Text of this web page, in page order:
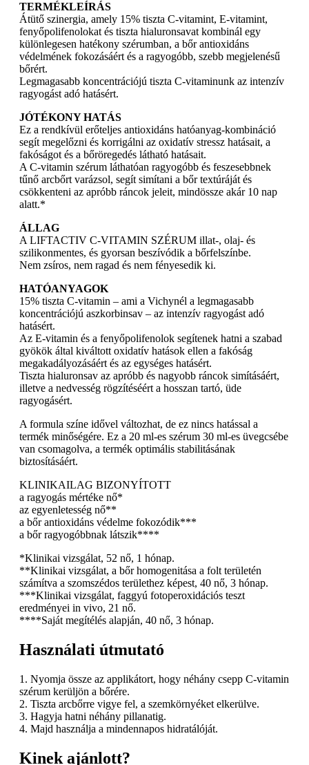
TERMÉKLEÍRÁS
Átütő szinergia, amely 15% tiszta C-vitamint, E-vitamint,
fenyőpolifenolokat és tiszta hialuronsavat kombinál egy
különlegesen hatékony szérumban, a bőr antioxidáns
védelmének fokozásáért és a ragyogóbb, szebb megjelenésű
bőrért.
Legmagasabb koncentrációjú tiszta C-vitaminunk az intenzív
ragyogást adó hatásért.
JÓTÉKONY HATÁS
Ez a rendkívül erőteljes antioxidáns hatóanyag-kombináció
segít megelőzni és korrigálni az oxidatív stressz hatásait, a
fakóságot és a bőröregedés látható hatásait.
A C-vitamin szérum láthatóan ragyogóbb és feszesebbnek
tűnő arcbőrt varázsol, segít simítani a bőr textúráját és
csökkenteni az apróbb ráncok jeleit, mindössze akár 10 nap
alatt.*
ÁLLAG
A LIFTACTIV C-VITAMIN SZÉRUM illat-, olaj- és
szilikonmentes, és gyorsan beszívódik a bőrfelszínbe.
Nem zsíros, nem ragad és nem fényesedik ki.
HATÓANYAGOK
15% tiszta C-vitamin – ami a Vichynél a legmagasabb
koncentrációjú aszkorbinsav – az intenzív ragyogást adó
hatásért.
Az E-vitamin és a fenyőpolifenolok segítenek hatni a szabad
gyökök által kiváltott oxidatív hatások ellen a fakóság
megakadályozásáért és az egységes hatásért.
Tiszta hialuronsav az apróbb és nagyobb ráncok simításáért,
illetve a nedvesség rögzítéséért a hosszan tartó, üde
ragyogásért.
A formula színe idővel változhat, de ez nincs hatással a
termék minőségére. Ez a 20 ml-es szérum 30 ml-es üvegcsébe
van csomagolva, a termék optimális stabilitásának
biztosításáért.
KLINIKAILAG BIZONYÍTOTT
a ragyogás mértéke nő*
az egyenletesség nő**
a bőr antioxidáns védelme fokozódik***
a bőr ragyogóbbnak látszik****
*Klinikai vizsgálat, 52 nő, 1 hónap.
**Klinikai vizsgálat, a bőr homogenitása a folt területén
számítva a szomszédos területhez képest, 40 nő, 3 hónap.
***Klinikai vizsgálat, faggyú fotoperoxidációs teszt
eredményei in vivo, 21 nő.
****Saját megítélés alapján, 40 nő, 3 hónap.
Használati útmutató
1. Nyomja össze az applikátort, hogy néhány csepp C-vitamin
szérum kerüljön a bőrére.
2. Tiszta arcbőrre vigye fel, a szemkörnyéket elkerülve.
3. Hagyja hatni néhány pillanatig.
4. Majd használja a mindennapos hidratálóját.
Kinek ajánlott?